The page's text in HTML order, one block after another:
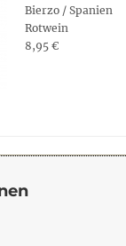
Bierzo / Spanien
Rotwein
8,95 €